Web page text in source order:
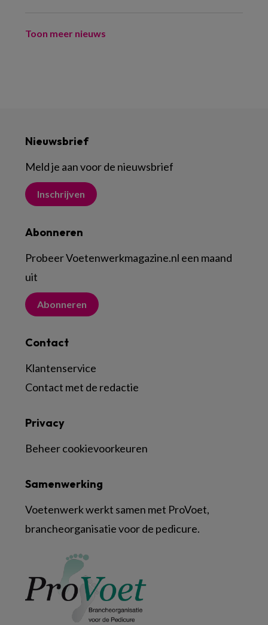
Toon meer nieuws
Nieuwsbrief
Meld je aan voor de nieuwsbrief
Inschrijven
Abonneren
Probeer Voetenwerkmagazine.nl een maand
uit
Abonneren
Contact
Klantenservice
Contact met de redactie
Samenwerking
Voetenwerk werkt samen met ProVoet,
brancheorganisatie voor de pedicure.
Privacy
Beheer cookievoorkeuren